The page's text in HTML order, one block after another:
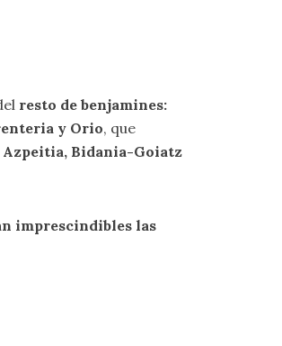
resto de benjamines:
y Orio, que
Azpeitia, Bidania-Goiatz
imprescindibles las